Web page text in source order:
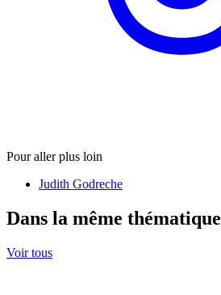
Pour aller plus loin
Judith Godreche
Dans la même thématique
Voir tous